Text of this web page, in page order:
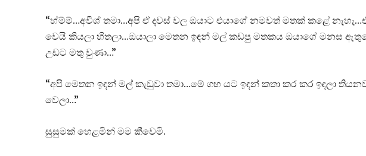
“හ්ම්ම්…අවීශ් තමා…අපි ඒ දවස් වල ඔයාට එයාගේ නමවත් මතක් කළේ
වෙයි කියලා හිතලා…ඔයාලා මෙතන ඉඳන් මල් කඩපු මතකය ඔයාගේ මනස
උඩට මතු වුණා…”
“අපි මෙතන ඉඳන් මල් කැඩුවා තමා…මේ ගහ යට ඉඳන් කතා කර කර ඉඳලා
වෙලා…”
සුසුමක් හෙළමින් මම කීවෙමි.